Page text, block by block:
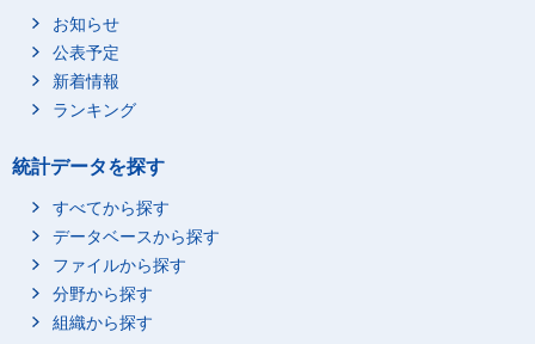
お知らせ
公表予定
新着情報
ランキング
統計データを探す
すべてから探す
データベースから探す
ファイルから探す
分野から探す
組織から探す